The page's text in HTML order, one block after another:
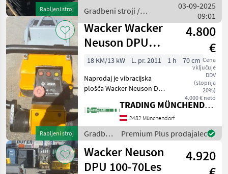
Rabljeni stroj
Delovna teža: 471 kg Širina:
Gradbeni stroji /
Ammann
03-09-2025
09:01
Rabljeni stroj
Wacker Wacker
Neuson DPU
100-70 LES
4.800
€
Cena
vključuje
DDV
(stopnja
20%)
4.000 € neto
18 KM/13 kW L. pr. 2011 1 h
70 cm
Naprodaj je vibracijska
plošča Wacker Neuson DPU
2011, v zelo dobrem stanju.
Stroj je pripravljen za
takojšnjo uporabo
Gradbeni stroji Vib
TRADING MÜNCHENDORF Handels GmbH
2482 Münchendorf
Gradbeni
stroji /
Wacker
Neuson
Premium Plus prodajalec
Wacker Neuson
DPU 100-70Les
4.920